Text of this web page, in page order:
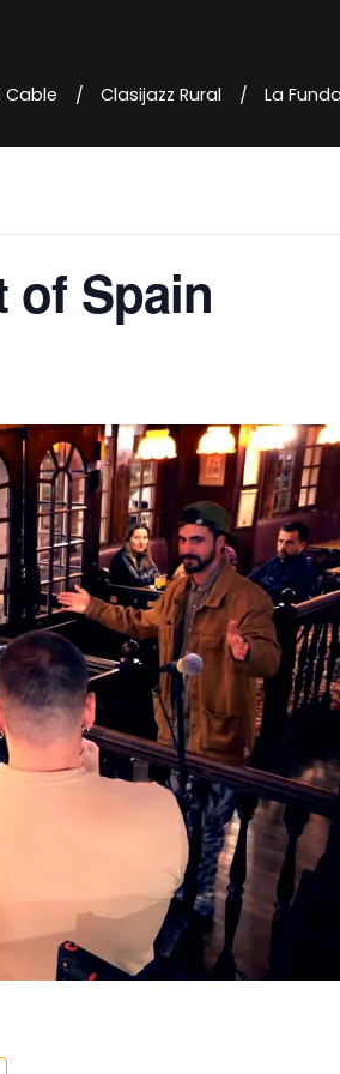
Cable Clasijazz Rural La
of Spain